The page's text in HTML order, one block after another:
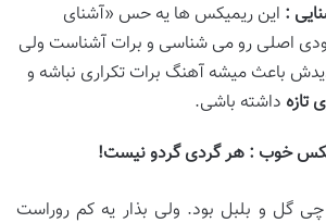
: این ریمیکس ها یه حس «آشنای
اصلی رو می شناسی و برات آشناست ولی
باعث میشه آهنگ برات تکراری نباشه و
تازه داشته باشی.
خوب : هر گردی گردو نیست!
گل و بلبل بود. ولی بذار یه کم روراست